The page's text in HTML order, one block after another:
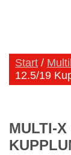
Start /
12.5/19
MULTI-